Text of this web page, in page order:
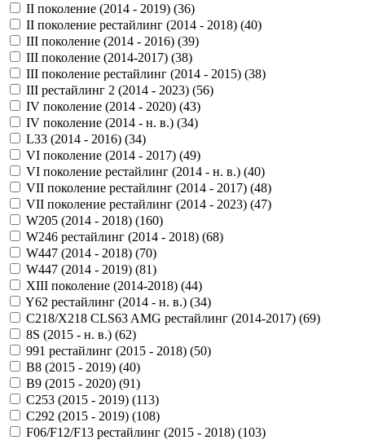
II поколение (2014 - 2019) (36)
II поколение рестайлинг (2014 - 2018) (40)
III поколение (2014 - 2016) (39)
III поколение (2014-2017) (38)
III поколение рестайлинг (2014 - 2015) (38)
III рестайлинг 2 (2014 - 2023) (56)
IV поколение (2014 - 2020) (43)
IV поколение (2014 - н. в.) (34)
L33 (2014 - 2016) (34)
VI поколение (2014 - 2017) (49)
VI поколение рестайлинг (2014 - н. в.) (40)
VII поколение рестайлинг (2014 - 2017) (48)
VII поколение рестайлинг (2014 - 2023) (47)
W205 (2014 - 2018) (160)
W246 рестайлинг (2014 - 2018) (68)
W447 (2014 - 2018) (70)
W447 (2014 - 2019) (81)
XIII поколение (2014-2018) (44)
Y62 рестайлинг (2014 - н. в.) (34)
С218/X218 CLS63 AMG рестайлинг (2014-2017) (69)
8S (2015 - н. в.) (62)
991 рестайлинг (2015 - 2018) (50)
B8 (2015 - 2019) (40)
B9 (2015 - 2020) (91)
C253 (2015 - 2019) (113)
C292 (2015 - 2019) (108)
F06/F12/F13 рестайлинг (2015 - 2018) (103)